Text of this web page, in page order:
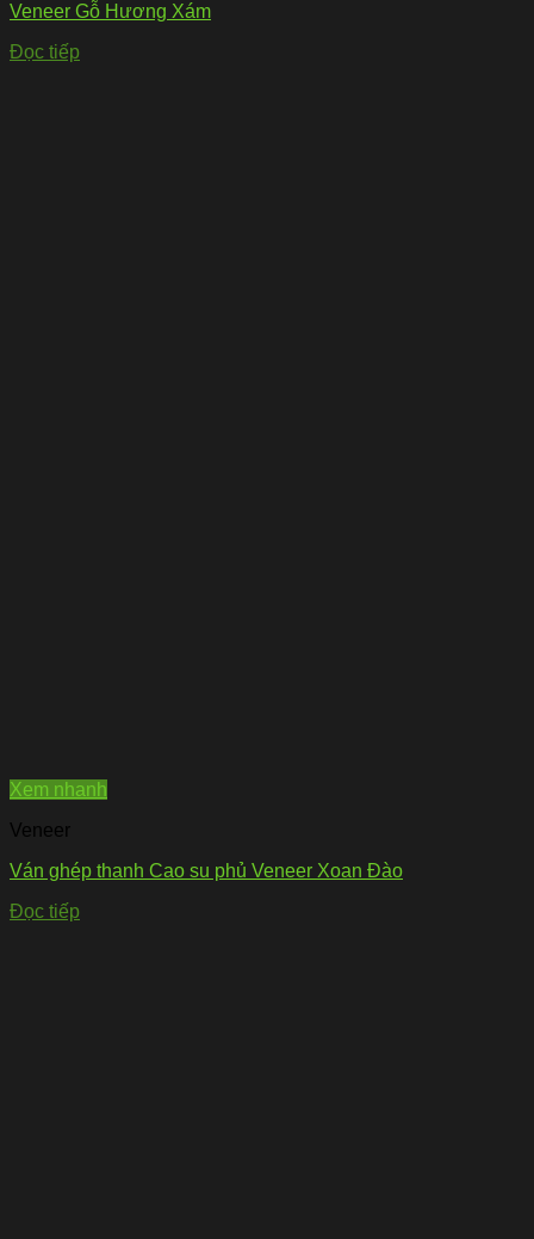
Veneer Gỗ Hương Xám
Đọc tiếp
Xem nhanh
Veneer
Ván ghép thanh Cao su phủ Veneer Xoan Đào
Đọc tiếp